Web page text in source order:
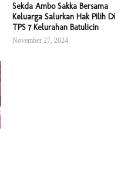
Sekda Ambo Sakka Bersama
Keluarga Salurkan Hak Pilih Di
TPS 7 Kelurahan Batulicin
November 27, 2024